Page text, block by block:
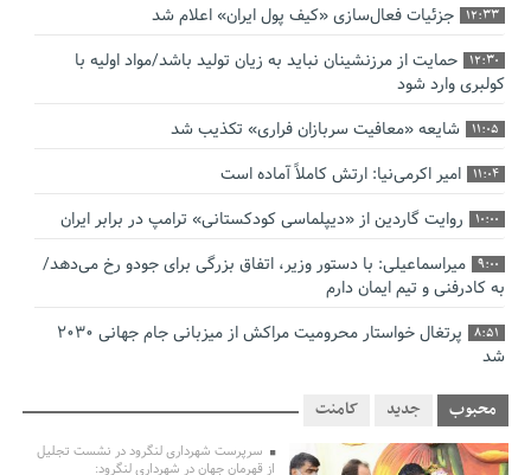
12:33 جزئیات فعال‌سازی «کیف پول ایران» اعلام شد
12:30
حمایت از مرزنشینان نباید به زیان تولید باشد/مواد اولیه با
کولبری وارد شود
11:05 شایعه «معافیت سربازان فراری» تکذیب شد
11:04 امیر اکرمی‌نیا: ارتش کاملاً آماده است
10:00 روایت گاردین از «دیپلماسی کودکستانی» ترامپ در برابر ایران
9:00
میراسماعیلی: با دستور وزیر، اتفاق بزرگی برای جودو رخ می‌دهد/
به کادرفنی و تیم ایمان دارم
8:51
پرتغال خواستار محرومیت مراکش از میزبانی جام جهانی ۲۰۳۰
شد
8:41 فریدون جیرانی: اکبر عبدی حیف شد
0:58
تسهیلات اشتغالزایی در اختیار نهادهای حمایتی باید براساس
محبوب جدید کامنت
سرپرست شهرداری لنگرود در نشست تجلیل
از قهرمان جهان در شهرداری لنگرود: